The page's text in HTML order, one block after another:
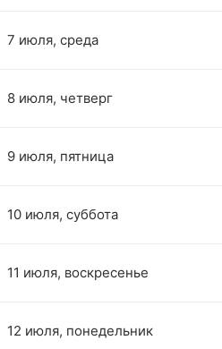
7 июля, среда
8 июля, четверг
9 июля, пятница
10 июля, суббота
11 июля, воскресенье
12 июля, понедельник